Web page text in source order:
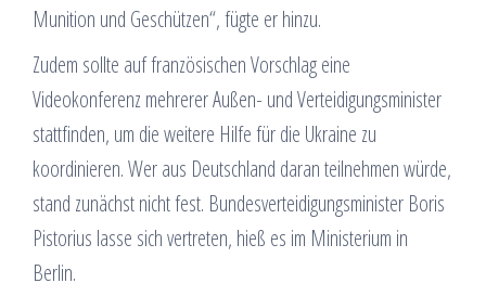
Munition und Geschützen“, fügte er hinzu.
Zudem sollte auf französischen Vorschlag eine
Videokonferenz mehrerer Außen- und Verteidigungsminister
stattfinden, um die weitere Hilfe für die Ukraine zu
koordinieren. Wer aus Deutschland daran teilnehmen würde,
stand zunächst nicht fest. Bundesverteidigungsminister Boris
Pistorius lasse sich vertreten, hieß es im Ministerium in
Berlin.